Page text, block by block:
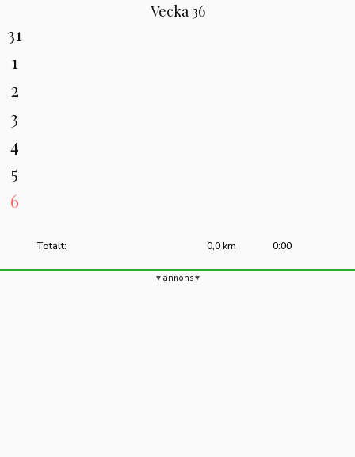
Vecka 36
31
1
2
3
4
5
6
Totalt: 0:00
0,0 km
annons